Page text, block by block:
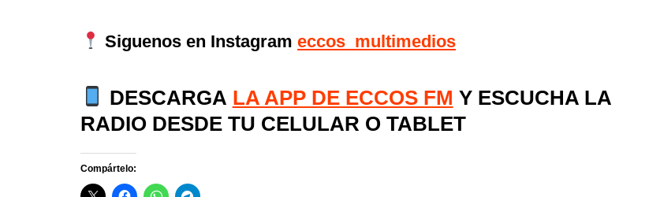
Siguenos en Instagrameccos_multimedios
DESCARGA LA APP DE ECCOS FM Y ESCUCHA LA
RADIO DESDE TU CELULAR O TABLET
Compártelo: